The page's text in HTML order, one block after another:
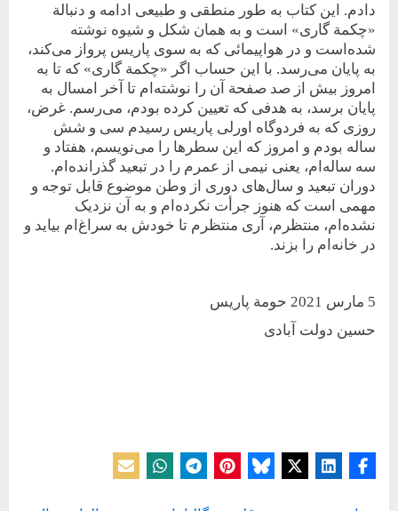
دادم. این کتاب به طور منطقی و طبیعی ادامه و دنبالة
«چکمة گاری» است و به همان شکل و شیوه نوشته
شده‌است و در هواپیمائی که به سوی پاریس پرواز می‌کند،
به پایان می‌رسد. با این حساب اگر «چکمة گاری» که تا به
امروز بیش از صد صفحة آن را نوشته‌ام تا آخر امسال به
پایان برسد، به هدفی که تعیین کرده بودم، می‌رسم. غرض،
روزی که به فردوگاه اورلی پاریس رسیدم سی و شش
ساله بودم و امروز که این سطرها را می‌نویسم، هفتاد و
سه ساله‌ام، یعنی نیمی از عمرم را در تبعید گذرانده‌ام.
دوران تبعید و سال‌های دوری از وطن موضوع قابل توجه و
مهمی است که هنوز جرأت نکرده‌ام و به آن نزدیک
نشده‌ام، منتظرم، آری منتظرم تا خودش به سراغ‌ام بیاید و
در خانه‌ام را بزند.
5 مارس 2021 حومة پاریس
حسین دولت آبادی